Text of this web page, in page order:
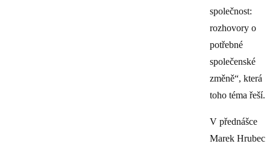
společnost:
rozhovory o
potřebné
společenské
změně“, která
toho téma řeší.
V přednášce
Marek Hrubec